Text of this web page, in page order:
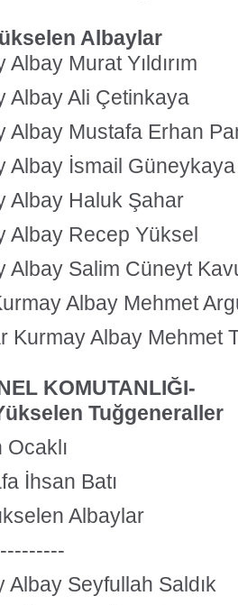
Albaylar
Murat Yıldırım
Albay Ali Çetinkaya
Albay Mustafa Erhan
Albay İsmail Güneykaya
Albay Haluk Şahar
Albay Recep Yüksel
Albay Salim Cüneyt
Albay Mehmet
Kurmay Albay Mehmet
KOMUTANLIĞI-
Tuğgeneraller
İhsan Batı
Albaylar
Seyfullah Saldık